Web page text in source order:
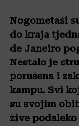
Nogometaši
do kraja
de Janeiro
Nestalo je
porušena i
kampu. Svi
su svojim
žive